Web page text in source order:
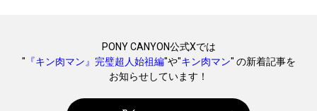
PONY CANYON公式Xでは
" 『キン肉マン』完璧超人始祖編"や"キン肉マン" の新着記事を
お知らせしています！